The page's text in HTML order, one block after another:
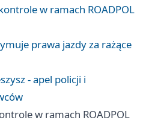
w ramach ROADPOL
prawa jazdy za rażące
- apel policji i
w ramach ROADPOL